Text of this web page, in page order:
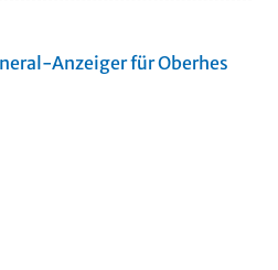
Anzeiger für Oberhes